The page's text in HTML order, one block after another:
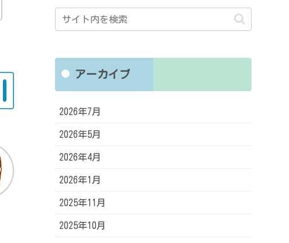
アーカイブ
2026年7月
2026年5月
2026年4月
2026年1月
2025年11月
2025年10月